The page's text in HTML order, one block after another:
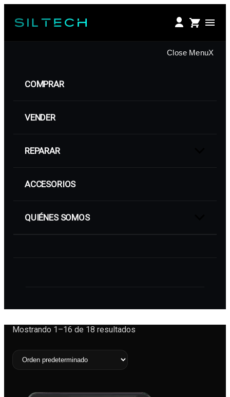
contenido
Close MenuX
COMPRAR
VENDER
REPARAR
ACCESORIOS
QUIÉNES SOMOS
Mostrando 1–16 de 18 resultados